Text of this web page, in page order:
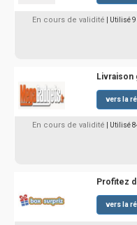
En cours de validité | Utilisé
Livraison
vers la
En cours de validité | Utilisé
Profitez
vers la